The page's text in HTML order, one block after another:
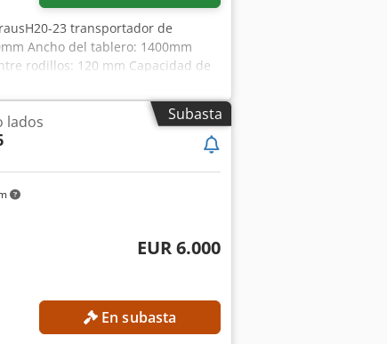
23 transportador de
Ancho del tablero: 1400mm
rodillos: 120 mm Capacidad de
por cadena, con motor
Subasta
lados
EUR 6.000
En subasta